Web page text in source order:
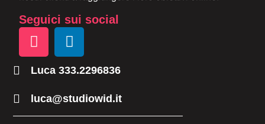
Seguici sui social
Luca 333.2296836
luca@studiowid.it